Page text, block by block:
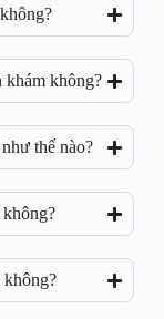
khám không?
thế nào?